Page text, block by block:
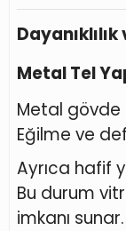
Metal Tel
Metal gövde
Eğilme ve
Ayrıca hafif
Bu durum
imkanı sunar.